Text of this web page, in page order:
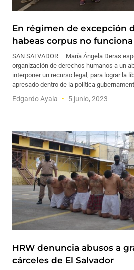
En régimen de excepción
habeas corpus no funciona
SAN SALVADOR – María Ángela Deras
organización de derechos humanos a un
interponer un recurso legal, para lograr la
apresado dentro de la política
Edgardo Ayala 5 junio, 2023
HRW denuncia abusos a
cárceles de El Salvador